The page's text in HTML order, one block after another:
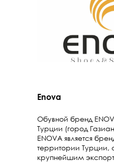
Обувной бренд
Турции (город
ENOVA является
территории Турции,
крупнейшим
Enova